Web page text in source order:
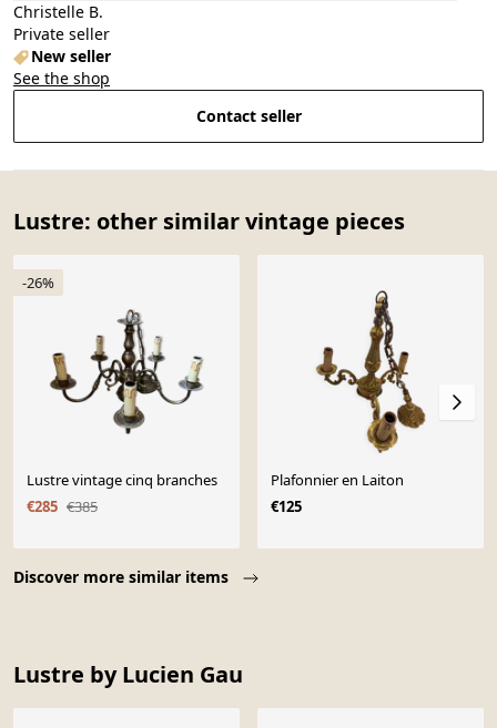
Christelle B.
Private seller
New seller
See the shop
Contact seller
Lustre: other similar vintage pieces
Discover more similar items
-26%
Lustre vintage cinq branches
€285 €385
Plafonnier en Laiton
€125
Lustre by Lucien Gau